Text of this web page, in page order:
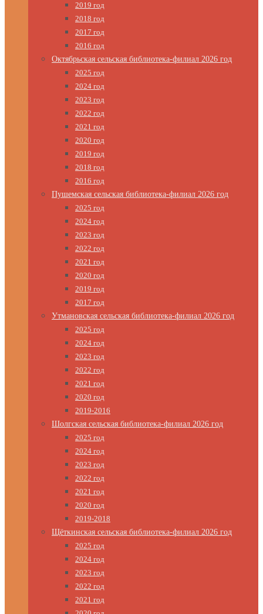
2019 год
2018 год
2017 год
2016 год
Октябрьская сельская библиотека-филиал 2026 год
2025 год
2024 год
2023 год
2022 год
2021 год
2020 год
2019 год
2018 год
2016 год
Пушемская сельская библиотека-филиал 2026 год
2025 год
2024 год
2023 год
2022 год
2021 год
2020 год
2019 год
2017 год
Утмановская сельская библиотека-филиал 2026 год
2025 год
2024 год
2023 год
2022 год
2021 год
2020 год
2019-2016
Шолгская сельская библиотека-филиал 2026 год
2025 год
2024 год
2023 год
2022 год
2021 год
2020 год
2019-2018
Щёткинская сельская библиотека-филиал 2026 год
2025 год
2024 год
2023 год
2022 год
2021 год